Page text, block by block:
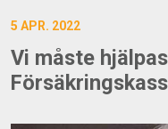
5 APR. 2022
Vi måste